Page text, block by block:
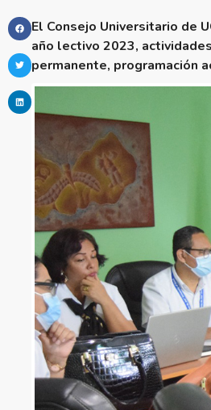
El Consejo Universitario de
año lectivo 2023,
permanente, programación